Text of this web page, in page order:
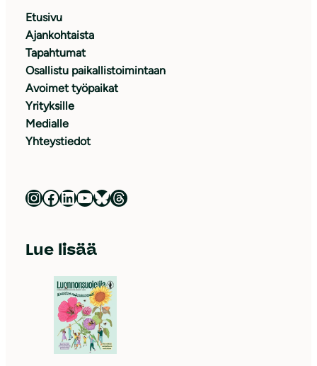
Etusivu
Ajankohtaista
Tapahtumat
Osallistu paikallistoimintaan
Avoimet työpaikat
Yrityksille
Medialle
Yhteystiedot
Luonnonsuojeluliitto Instagramissa Luonnonsuojeluliitto Facebookissa Luonnonsuojeluliitto LinkedInissä Luonnonsuojeluliiton YouTube-kanava Luonnonsuojeluliitto Blueskyssa Luonnonsuojeluliitto Threadsissa
Lue lisää